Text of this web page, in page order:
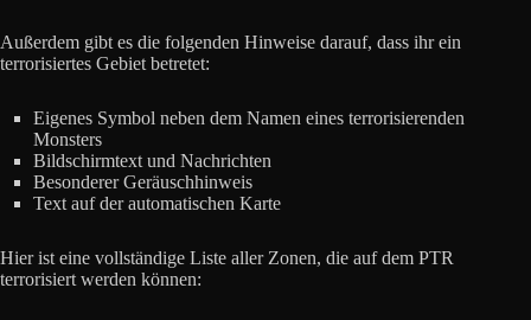
Außerdem gibt es die folgenden Hinweise darauf, dass ihr ein
terrorisiertes Gebiet betretet:
Eigenes Symbol neben dem Namen eines terrorisierenden
Monsters
Bildschirmtext und Nachrichten
Besonderer Geräuschhinweis
Text auf der automatischen Karte
Hier ist eine vollständige Liste aller Zonen, die auf dem PTR
terrorisiert werden können: